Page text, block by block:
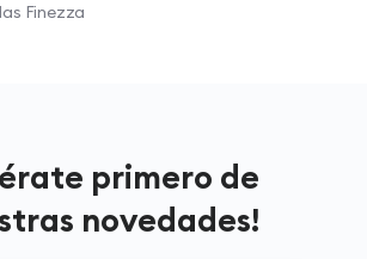
Finezza
primero de
novedades!